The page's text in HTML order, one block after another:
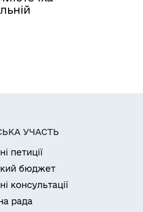
УЧАСТЬ
петиції
бюджет
консультації
рада